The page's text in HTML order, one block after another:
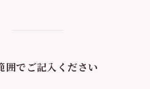
囲でご記入ください